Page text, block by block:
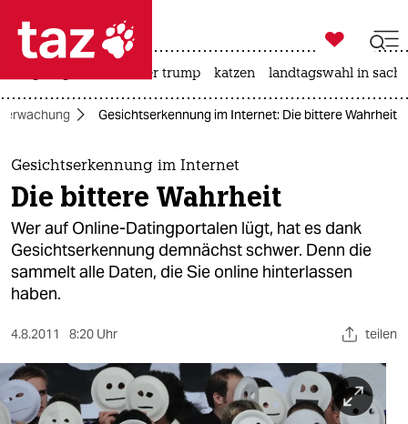
 taz zahl ich
taz zahl ich
themen
politik
öko
gesellschaft
kultur
sport
berlin

taz zahl ich
usa unter trump katzen landtagswahl in
Gesichtserkennung im Internet: Die bittere Wahrheit
Gesichtserkennung im Internet
Die bittere Wahrheit
Wer auf Online-Datingportalen lügt, hat es dank
Gesichtserkennung demnächst schwer. Denn die
sammelt alle Daten, die Sie online hinterlassen
haben.
4.8.2011 8:20 Uhr teilen